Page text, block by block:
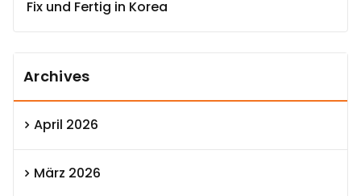
Fix und Fertig in Korea
Archives
April 2026
März 2026